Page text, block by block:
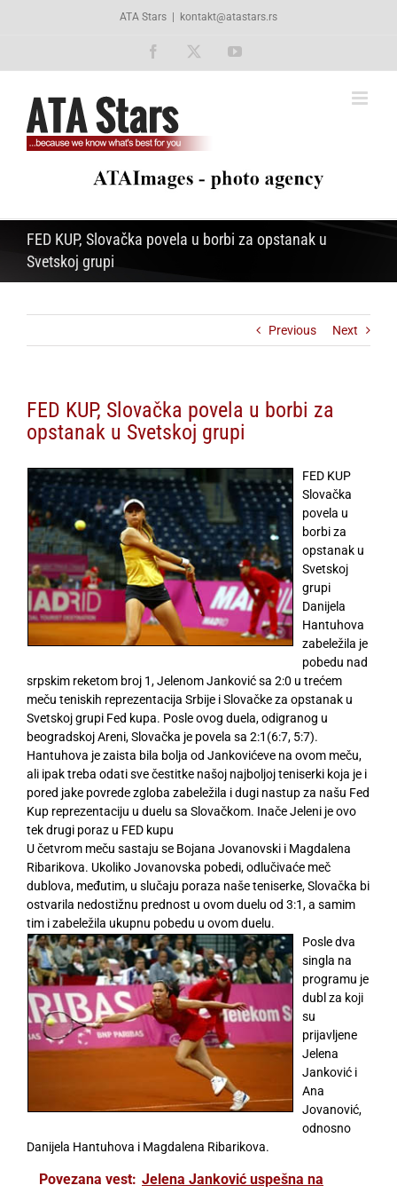
ATA Stars kontakt@atastars.rs
Facebook YouTube
FED KUP, Slovačka povela u borbi za opstanak u
Svetskoj grupi
Previous Next
FED KUP, Slovačka povela u borbi za
opstanak u Svetskoj grupi
FED KUP
Slovačka
povela u
borbi za
opstanak u
Svetskoj
grupi
Danijela
Hantuhova
zabeležila je
pobedu nad
srpskim reketom broj 1, Jelenom Janković sa 2:0 u trećem
meču teniskih reprezentacija Srbije i Slovačke za opstanak u
Svetskoj grupi Fed kupa. Posle ovog duela, odigranog u
beogradskoj Areni, Slovačka je povela sa 2:1(6:7, 5:7).
Hantuhova je zaista bila bolja od Jankovićeve na ovom meču,
ali ipak treba odati sve čestitke našoj najboljoj teniserki koja je i
pored jake povrede zgloba zabeležila i dugi nastup za našu Fed
Kup reprezentaciju u duelu sa Slovačkom. Inače Jeleni je ovo
tek drugi poraz u FED kupu
U četvrom meču sastaju se Bojana Jovanovski i Magdalena
Ribarikova. Ukoliko Jovanovska pobedi, odlučivaće meč
dublova, međutim, u slučaju poraza naše teniserke, Slovačka bi
ostvarila nedostižnu prednost u ovom duelu od 3:1, a samim
tim i zabeležila ukupnu pobedu u ovom duelu.
Posle dva
singla na
programu je
dubl za koji
su
prijavljene
Jelena
Janković i
Ana
Jovanović,
odnosno
Danijela Hantuhova i Magdalena Ribarikova.
Povezana vest: Jelena Janković uspešna na